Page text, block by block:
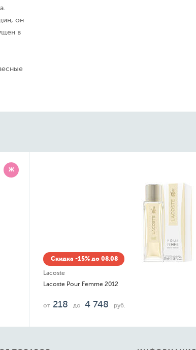
он
в
Ж
Скидка -15% до 08.08
Lacoste
Lacoste Pour Femme 2012
от 218 до 4 748 руб.